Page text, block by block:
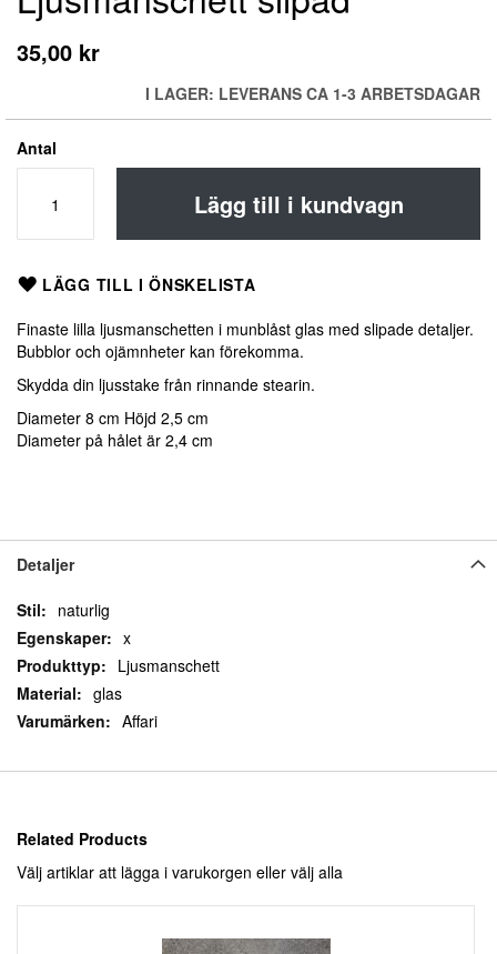
35,00 kr
I LAGER: LEVERANS CA 1-3 ARBETSDAGAR
Antal
Lägg till i kundvagn
LÄGG TILL I ÖNSKELISTA
Finaste lilla ljusmanschetten i munblåst glas med slipade detaljer.
Bubblor och ojämnheter kan förekomma.
Skydda din ljusstake från rinnande stearin.
Diameter 8 cm Höjd 2,5 cm
Diameter på hålet är 2,4 cm
till
av
Detaljer
Detaljernaturlig
x
Ljusmanschett
glas
Affari
Related Products
Välj artiklar att lägga i varukorgen eller välj alla